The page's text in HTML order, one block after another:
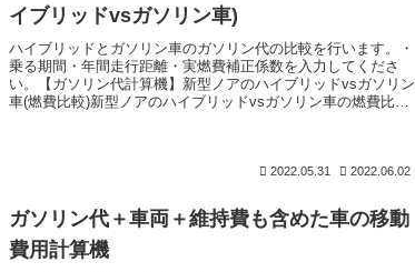
イブリッドvsガソリン車)
ハイブリッドとガソリン車のガソリン代の比較を行います。・
乗る期間・年間走行距離・実燃費補正係数を入力してくださ
い。【ガソリン代計算機】新型ノアのハイブリッドvsガソリン
車(燃費比較)新型ノアのハイブリッドvsガソリン車の燃費比較
2022.05.31 2022.06.02
ガソリン代＋車両＋維持費も含めた車の移動
費用計算機